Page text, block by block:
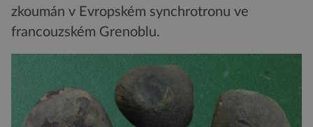
zkoumán v Evropském synchrotronu ve
francouzském Grenoblu.